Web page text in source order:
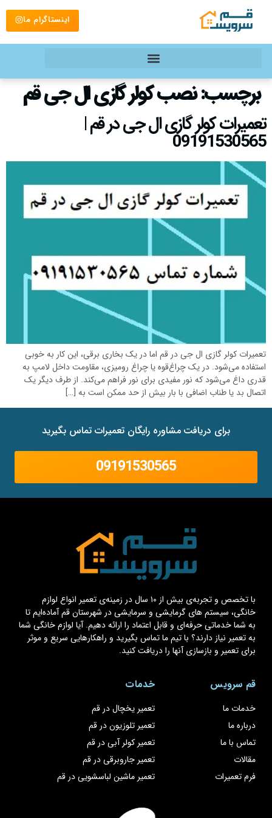
اینستاگرام ما
برچسب:نصب کولر گازی ال جی قم
تعمیرات کولر گازی ال جی در قم |
09191530565
تعمیرات کولر گازی ال جی در قم اما در یک بخاری برقی، این کار به خوبی
استفاده می‌شود. در یک چراغ‌قوه یا چراغ رومیزی، مقاومت داخل لامپ به
قدری داغ می‌شود که نور مفیدی برای نور فراهم می‌کند. از طرف دیگر یک
اتصال بد یا طناب اضافی با بار بیش از حد ممکن است به […]
برای دریافت مشاوره رایگان تعمیرات تماس بگیرید
09191530565
با تخصص و تجربه‌ی بیش از ۱۰ سال در زمینه‌ی تعمیر انواع لوازم
خانگی، سیستم های گرمایشی و سرمایشی در شهرستان قم آماده‌ایم تا
به شما خدماتی حرفه‌ای و قابل اعتماد را ارائه دهیم. آیا لوازم خانگی شما
به تعمیر نیاز دارند؟ با تیم ما تماس بگیرید و راهکارهایی سریع و موثر
برای تعمیر و بازسازی آنها را دریافت کنید.
قم سرویس
خدمات ما
درباره ما
تماس با ما
مقالات
فرم تعمیرات
خدمات
تعمیر یخچال در قم
تعمیر تلوزیون در قم
تعمیر کولر آبی در قم
تعمیر جاروبرقی در قم
تعمیر ماشین لباسشویی در قم